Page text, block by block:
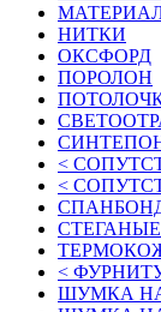
НИТКИ
ОКСФОРД
ПОРОЛОН
<
<
<
ШУМКА